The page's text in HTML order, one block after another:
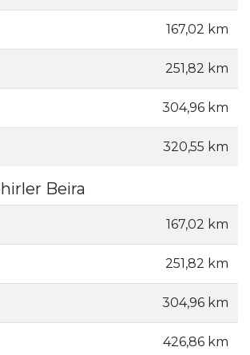
167,02 km
251,82 km
304,96 km
320,55 km
Beira
167,02 km
251,82 km
304,96 km
426,86 km